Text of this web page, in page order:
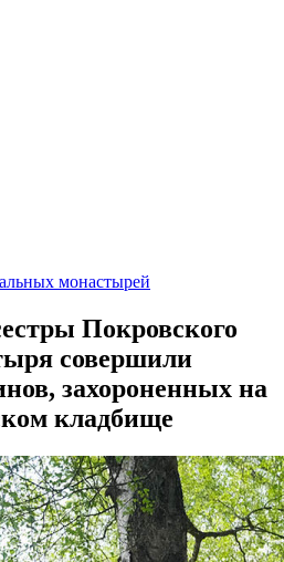
монастырей
Покровского
совершили
захороненных на
кладбище